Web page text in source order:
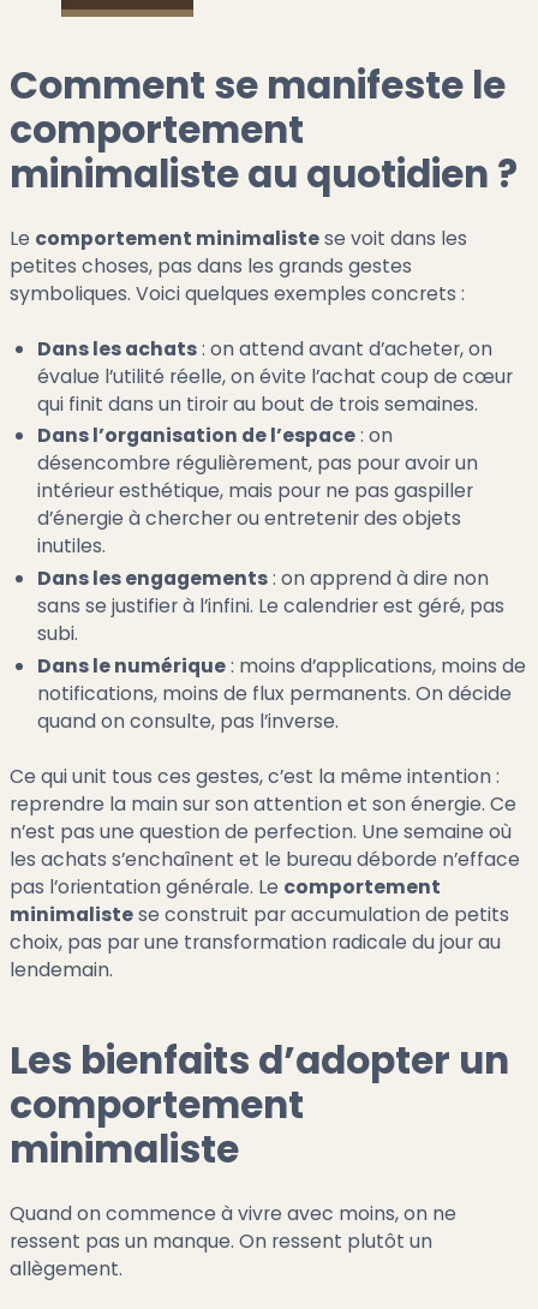
Comment se manifeste le
comportement
minimaliste au quotidien ?
Le comportement minimalistese voit dans les
petites choses, pas dans les grands gestes
symboliques. Voici quelques exemples concrets :
Dans les achats: on attend avant d’acheter, on
évalue l’utilité réelle, on évite l’achat coup de cœur
qui finit dans un tiroir au bout de trois semaines.
Dans l’organisation de l’espace: on
désencombre régulièrement, pas pour avoir un
intérieur esthétique, mais pour ne pas gaspiller
d’énergie à chercher ou entretenir des objets
inutiles.
Dans les engagements: on apprend à dire non
sans se justifier à l’infini. Le calendrier est géré, pas
subi.
Dans le numérique: moins d’applications, moins de
notifications, moins de flux permanents. On décide
quand on consulte, pas l’inverse.
Ce qui unit tous ces gestes, c’est la même intention :
reprendre la main sur son attention et son énergie. Ce
n’est pas une question de perfection. Une semaine où
les achats s’enchaînent et le bureau déborde n’efface
pas l’orientation générale. Le comportement
minimalistese construit par accumulation de petits
choix, pas par une transformation radicale du jour au
lendemain.
Les bienfaits d’adopter un
comportement
minimaliste
Quand on commence à vivre avec moins, on ne
ressent pas un manque. On ressent plutôt un
allègement.